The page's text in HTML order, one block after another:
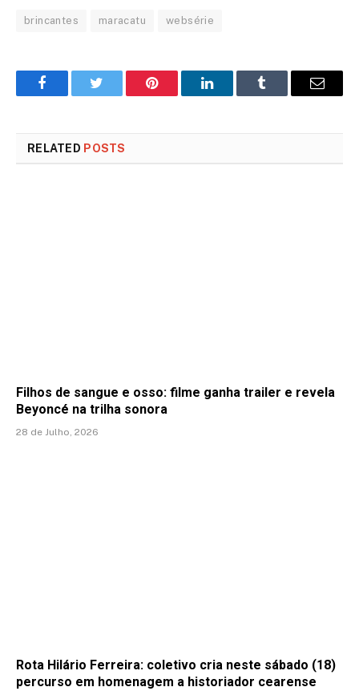
brincantes maracatu websérie
FacebookTwitter Pinterest LinkedInTumblr Email
RELATED POSTS
Filhos de sangue e osso: filme ganha trailer e revela
Beyoncé na trilha sonora
28 de Julho, 2026
Rota Hilário Ferreira: coletivo cria neste sábado (18)
percurso em homenagem a historiador cearense